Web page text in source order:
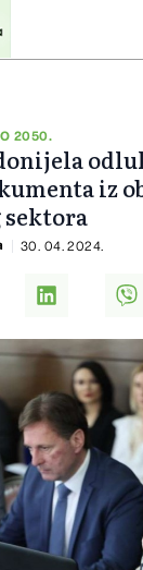
2050.
iz
sektora
30. 04. 2024.